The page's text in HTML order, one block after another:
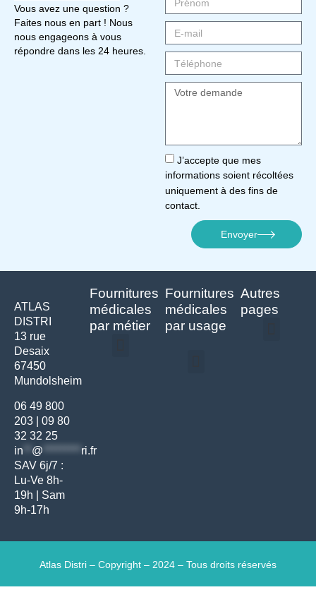
Vous avez une question ?
Faites nous en part ! Nous
nous engageons à vous
répondre dans les 24 heures.
J’accepte que mes
informations soient récoltées
uniquement à des fins de
contact.
Envoyer
ATLAS
DISTRI
13 rue
Desaix
67450
Mundolsheim
06 49 800
203
09 80
32 32 25
in
@ ********* ri.fr
SAV 6j/7 :
Lu-Ve 8h-
19h | Sam
9h-17h
Fournitures
médicales
par métier
Fournitures
médicales
par usage
Autres
pages
Atlas Distri – Copyright – 2024 – Tous droits réservés